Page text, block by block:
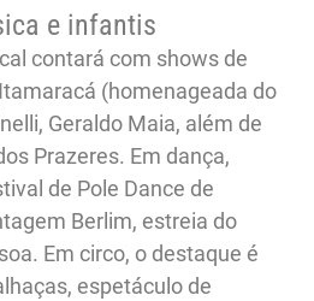
e infantis
contará com shows de
(homenageada do
Geraldo Maia, além de
Prazeres. Em dança,
de Pole Dance de
Berlim, estreia do
Em circo, o destaque é
espetáculo de